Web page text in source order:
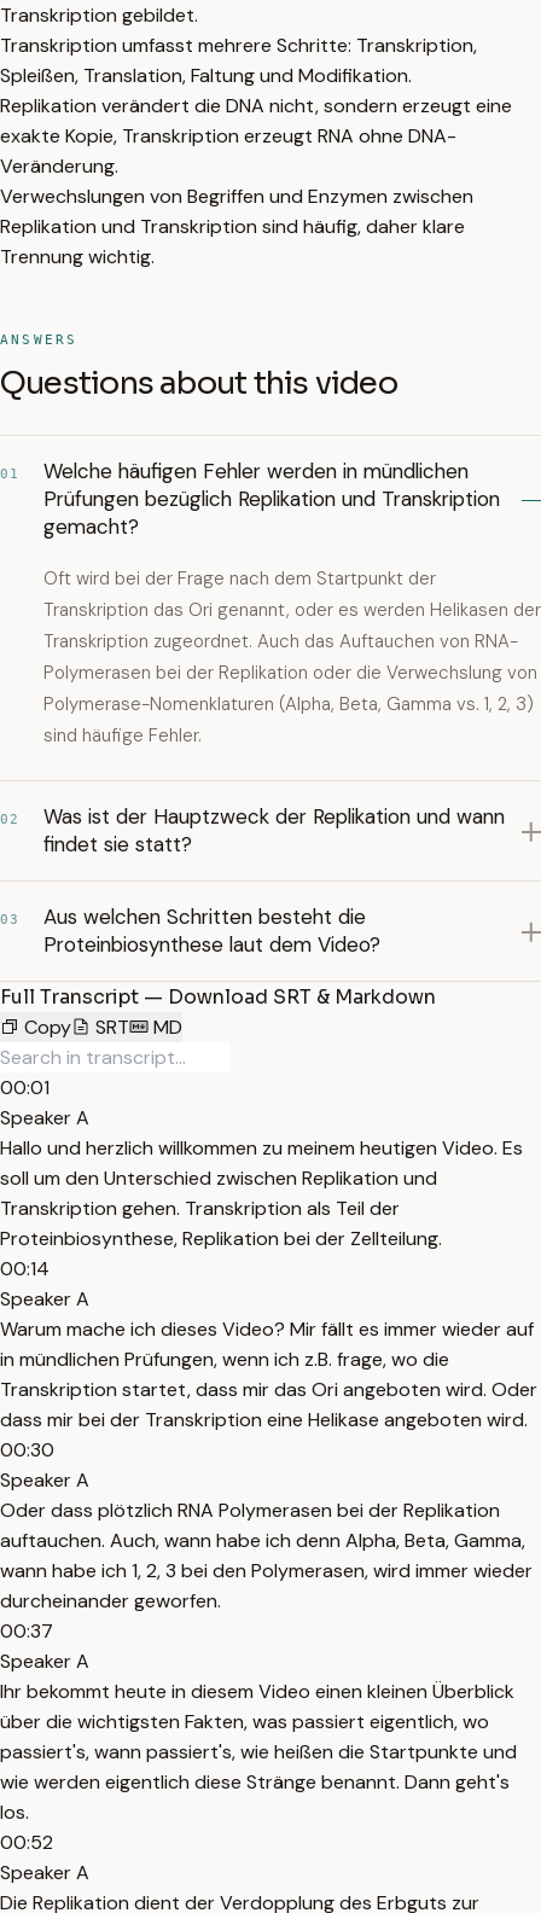
Transkription gebildet.
Transkription umfasst mehrere Schritte: Transkription,
Spleißen, Translation, Faltung und Modifikation.
Replikation verändert die DNA nicht, sondern erzeugt eine
exakte Kopie, Transkription erzeugt RNA ohne DNA-
Veränderung.
Verwechslungen von Begriffen und Enzymen zwischen
Replikation und Transkription sind häufig, daher klare
Trennung wichtig.
ANSWERS
Questions about this video
01
Welche häufigen Fehler werden in mündlichen
Prüfungen bezüglich Replikation und Transkription
gemacht?
Oft wird bei der Frage nach dem Startpunkt der
Transkription das Ori genannt, oder es werden Helikasen der
Transkription zugeordnet. Auch das Auftauchen von RNA-
Polymerasen bei der Replikation oder die Verwechslung von
Polymerase-Nomenklaturen (Alpha, Beta, Gamma vs. 1, 2, 3)
sind häufige Fehler.
02
Was ist der Hauptzweck der Replikation und wann
findet sie statt?
03
Aus welchen Schritten besteht die
Proteinbiosynthese laut dem Video?
Full Transcript — Download SRT & Markdown
Copy
SRT MD
00:01
Speaker A
Hallo und herzlich willkommen zu meinem heutigen Video. Es
soll um den Unterschied zwischen Replikation und
Transkription gehen. Transkription als Teil der
Proteinbiosynthese, Replikation bei der Zellteilung.
00:14
Speaker A
Warum mache ich dieses Video? Mir fällt es immer wieder auf
in mündlichen Prüfungen, wenn ich z.B. frage, wo die
Transkription startet, dass mir das Ori angeboten wird. Oder
dass mir bei der Transkription eine Helikase angeboten wird.
00:30
Speaker A
Oder dass plötzlich RNA Polymerasen bei der Replikation
auftauchen. Auch, wann habe ich denn Alpha, Beta, Gamma,
wann habe ich 1, 2, 3 bei den Polymerasen, wird immer wieder
durcheinander geworfen.
00:37
Speaker A
Ihr bekommt heute in diesem Video einen kleinen Überblick
über die wichtigsten Fakten, was passiert eigentlich, wo
passiert's, wann passiert's, wie heißen die Startpunkte und
wie werden eigentlich diese Stränge benannt. Dann geht's
los.
00:52
Speaker A
Die Replikation dient der Verdopplung des Erbguts zur